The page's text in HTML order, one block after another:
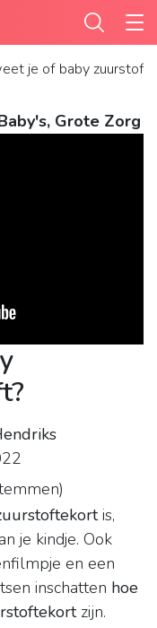
je of baby
Grote Zorg
)
is,
je kindje. Ook
en een
inschatten hoe
zijn.